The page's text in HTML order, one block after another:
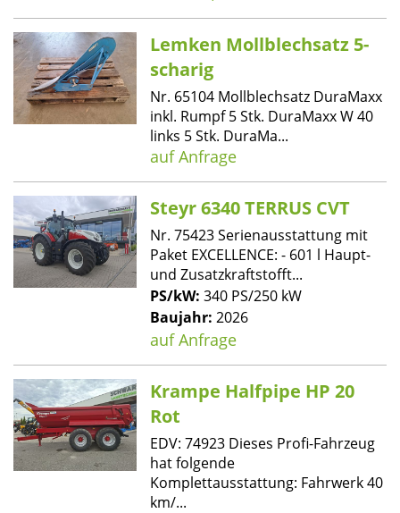
Lemken Mollblechsatz 5-
scharig
Nr. 65104 Mollblechsatz DuraMaxx
inkl. Rumpf 5 Stk. DuraMaxx W 40
links 5 Stk. DuraMa...
auf Anfrage
Steyr 6340 TERRUS CVT
Nr. 75423 Serienausstattung mit
Paket EXCELLENCE: - 601 l Haupt-
und Zusatzkraftstofft...
PS/kW: 340 PS/250 kW
Baujahr: 2026
auf Anfrage
Krampe Halfpipe HP 20
Rot
EDV: 74923 Dieses Profi-Fahrzeug
hat folgende
Komplettausstattung: Fahrwerk 40
km/...